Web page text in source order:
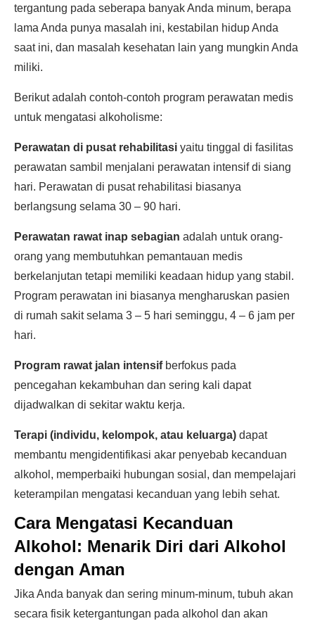
tergantung pada seberapa banyak Anda minum, berapa
lama Anda punya masalah ini, kestabilan hidup Anda
saat ini, dan masalah kesehatan lain yang mungkin Anda
miliki.
Berikut adalah contoh-contoh program perawatan medis
untuk mengatasi alkoholisme:
Perawatan di pusat rehabilitasi yaitu tinggal di fasilitas
perawatan sambil menjalani perawatan intensif di siang
hari. Perawatan di pusat rehabilitasi biasanya
berlangsung selama 30 – 90 hari.
Perawatan rawat inap sebagian adalah untuk orang-
orang yang membutuhkan pemantauan medis
berkelanjutan tetapi memiliki keadaan hidup yang stabil.
Program perawatan ini biasanya mengharuskan pasien
di rumah sakit selama 3 – 5 hari seminggu, 4 – 6 jam per
hari.
Program rawat jalan intensifberfokus pada
pencegahan kekambuhan dan sering kali dapat
dijadwalkan di sekitar waktu kerja.
Terapi (individu, kelompok, atau keluarga) dapat
membantu mengidentifikasi akar penyebab kecanduan
alkohol, memperbaiki hubungan sosial, dan mempelajari
keterampilan mengatasi kecanduan yang lebih sehat.
Cara Mengatasi Kecanduan
Alkohol: Menarik Diri dari Alkohol
dengan Aman
Jika Anda banyak dan sering minum-minum, tubuh akan
secara fisik ketergantungan pada alkohol dan akan